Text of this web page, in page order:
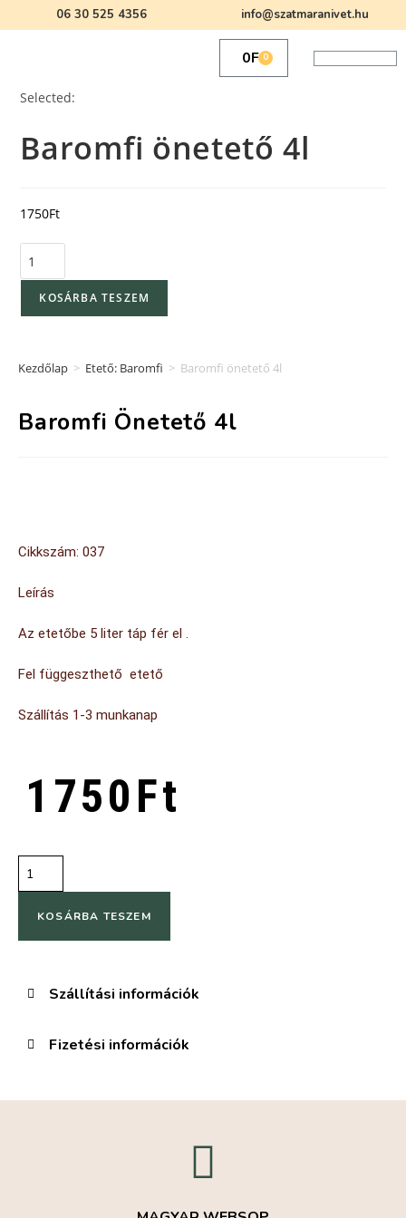
06 30 525 4356 info@szatmaranivet.hu
0Ft0
Selected:
Baromfi önetető 4l
1750Ft
KOSÁRBA TESZEM
Kezdőlap > Etető: Baromfi > Baromfi önetető 4l
Baromfi Önetető 4l
Cikkszám: 037
Leírás
Az etetőbe 5 liter táp fér el .
Fel függeszthető etető
Szállítás 1-3 munkanap
1750Ft
KOSÁRBA TESZEM
Szállítási információk
Fizetési információk